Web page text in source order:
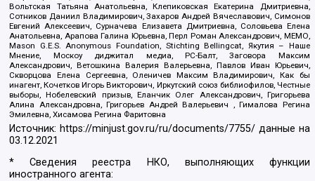
Вольтская Татьяна Анатольевна, Клепиковская Екатерина Дмитриевна,
Сотников Даниил Владимирович, Захаров Андрей Вячеславович, Симонов
Евгений Алексеевич, Сурначева Елизавета Дмитриевна, Соловьева Елена
Анатольевна, Арапова Галина Юрьевна, Перл Роман Александрович, МЕМО,
Mason G.E.S. Anonymous Foundation, Stichting Bellingcat, Якутия – Наше
Мнение, Москоу диджитал медиа, РС-Балт, Заговора Максим
Александрович, Ветошкина Валерия Валерьевна, Павлов Иван Юрьевич,
Скворцова Елена Сергеевна, Оленичев Максим Владимирович, Как бы
инагент, Кочетков Игорь Викторович, Иркутский союз библиофилов, Честные
выборы, Нобелевский призыв, Еланчик Олег Александрович, Григорьева
Алина Александровна, Григорьев Андрей Валерьевич , Гималова Регина
Эмилевна, Хисамова Регина Фаритовна
Источник: https://minjust.gov.ru/ru/documents/7755/ данные на
03.12.2021
* Сведения реестра НКО, выполняющих функции
иностранного агента: